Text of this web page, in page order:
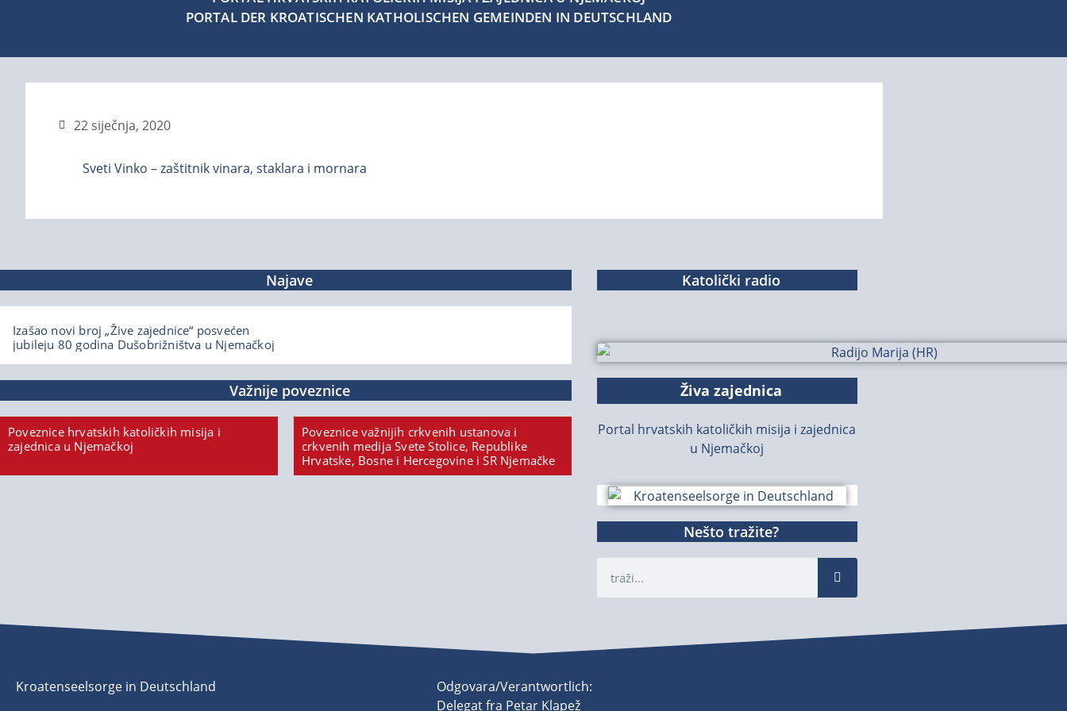
PORTAL DER KROATISCHEN KATHOLISCHEN GEMEINDEN IN DEUTSCHLAND
22 siječnja, 2020
Sveti Vinko – zaštitnik vinara, staklara i mornara
Najave
Izašao novi broj „Žive zajednice“ posvećen
jubileju 80 godina Dušobrižništva u Njemačkoj
Važnije poveznice
Poveznice hrvatskih katoličkih misija i
zajednica u Njemačkoj
Poveznice važnijih crkvenih ustanova i
crkvenih medija Svete Stolice, Republike
Hrvatske, Bosne i Hercegovine i SR Njemačke
Katolički radio
Živa zajednica
Portal hrvatskih katoličkih misija i zajednica
u Njemačkoj
Nešto tražite?
Kroatenseelsorge in Deutschland
Odgovara/Verantwortlich:
Delegat fra Petar Klapež